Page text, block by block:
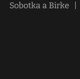
Sobotka a Birke